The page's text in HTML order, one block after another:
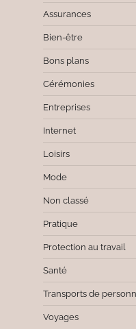
Assurances
Bien-être
Bons plans
Cérémonies
Entreprises
Internet
Loisirs
Mode
Non classé
Pratique
Protection au travail
Santé
Transports de
Voyages